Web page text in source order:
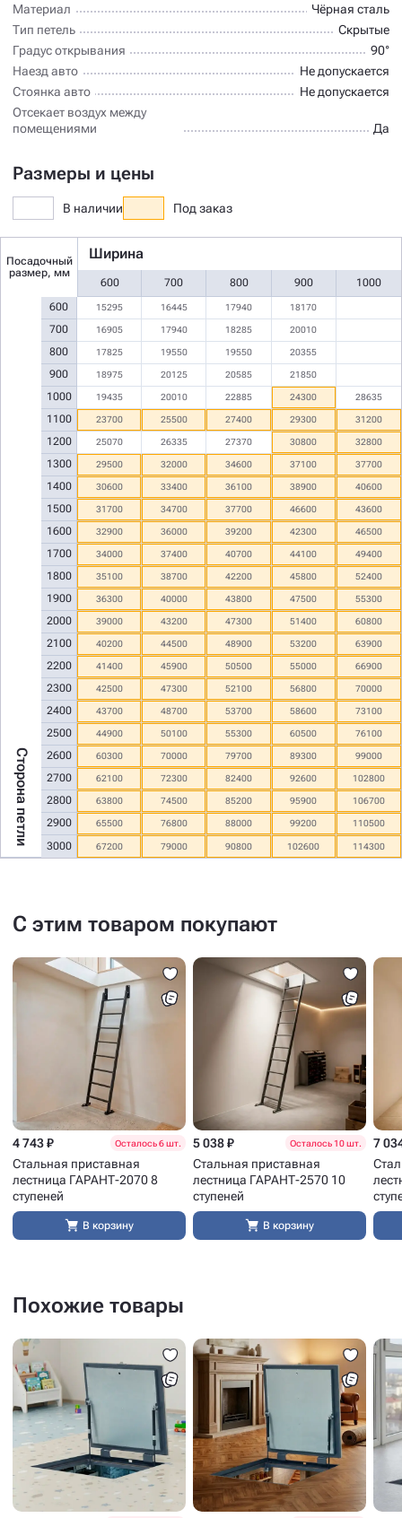
Материал
Чёрная сталь
Тип петель
Скрытые
Градус открывания
90°
Наезд авто
Не допускается
Стоянка авто
Не допускается
Отсекает воздух между
помещениями
Да
Размеры и цены
В наличии Под заказ
Посадочный
размер, мм
Ширина
600 700 800 900 1000
Сторона петли
600
700
800
900
1000
1100
1200
1300
1400
1500
1600
1700
1800
1900
2000
2100
2200
2300
2400
2500
2600
2700
2800
2900
3000
15295 16445 17940 18170
16905 17940 18285 20010
17825 19550 19550 20355
18975 20125 20585 21850
19435 20010 22885 24300 28635
23700 25500 27400 29300 31200
25070 26335 27370 30800 32800
29500 32000 34600 37100 37700
30600 33400 36100 38900 40600
31700 34700 37700 46600 43600
32900 36000 39200 42300 46500
34000 37400 40700 44100 49400
35100 38700 42200 45800 52400
36300 40000 43800 47500 55300
39000 43200 47300 51400 60800
40200 44500 48900 53200 63900
41400 45900 50500 55000 66900
42500 47300 52100 56800 70000
43700 48700 53700 58600 73100
44900 50100 55300 60500 76100
60300 70000 79700 89300 99000
62100 72300 82400 92600 102800
63800 74500 85200 95900 106700
65500 76800 88000 99200 110500
67200 79000 90800 102600 114300
С этим товаром покупают
4 743 ₽ Осталось 6 шт.
Стальная приставная
лестница ГАРАНТ-2070 8
ступеней
В корзину
5 038 ₽ Осталось 10 шт.
Стальная приставная
лестница ГАРАНТ-2570 10
ступеней
В корзину
7
Похожие товары